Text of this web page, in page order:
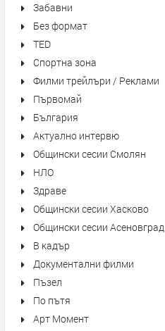
Забавни
Без формат
TED
Спортна зона
Филми трейлъри / Реклами
Първомай
България
Актуално интервю
Общински сесии Смолян
НЛО
Здраве
Общински сесии Хасково
Общински сесии Асеновград
В кадър
Документални филми
Пъзел
По пътя
Арт Момент